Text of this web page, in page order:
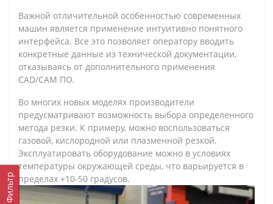
Фильтр
Важной отличительной особенностью современных
машин является применение интуитивно понятного
интерфейса. Все это позволяет оператору вводить
конкретные данные из технической документации,
отказываясь от дополнительного применения
CAD/CAM ПО.
Во многих новых моделях производители
предусматривают возможность выбора определенного
метода резки. К примеру, можно воспользоваться
газовой, кислородной или плазменной резкой.
Эксплуатировать оборудование можно в условиях
температуры окружающей среды, что варьируется в
пределах +10-50 градусов.